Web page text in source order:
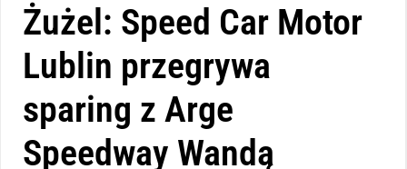
Żużel: Speed Car Motor
Lublin przegrywa
sparing z Arge
Speedway Wandą